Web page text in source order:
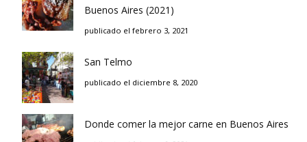
Buenos Aires (2021)
publicado el febrero 3, 2021
San Telmo
publicado el diciembre 8, 2020
Donde comer la mejor carne en Buenos Aires